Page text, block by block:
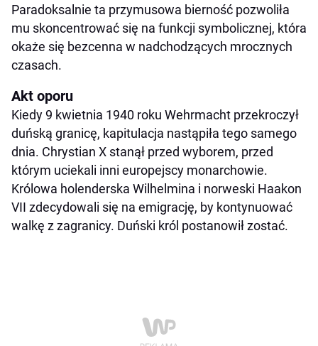
Paradoksalnie ta przymusowa bierność pozwoliła
mu skoncentrować się na funkcji symbolicznej, która
okaże się bezcenna w nadchodzących mrocznych
czasach.
Akt oporu
Kiedy 9 kwietnia 1940 roku Wehrmacht przekroczył
duńską granicę, kapitulacja nastąpiła tego samego
dnia. Chrystian X stanął przed wyborem, przed
którym uciekali inni europejscy monarchowie.
Królowa holenderska Wilhelmina i norweski Haakon
VII zdecydowali się na emigrację, by kontynuować
walkę z zagranicy. Duński król postanowił zostać.